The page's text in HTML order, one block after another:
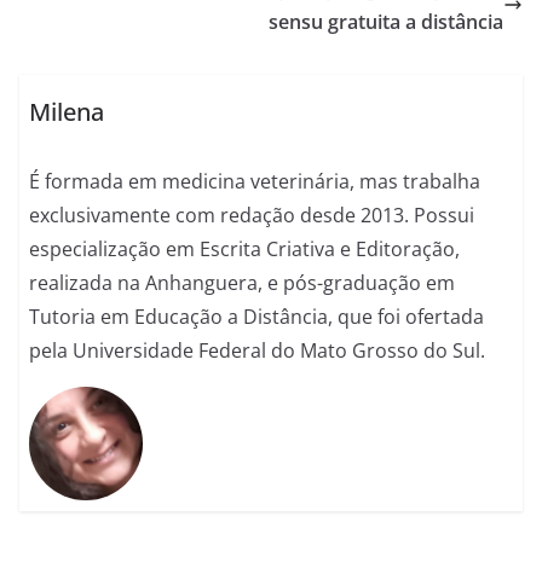
sensu gratuita a distância
Milena
É formada em medicina veterinária, mas trabalha
exclusivamente com redação desde 2013. Possui
especialização em Escrita Criativa e Editoração,
realizada na Anhanguera, e pós-graduação em
Tutoria em Educação a Distância, que foi ofertada
pela Universidade Federal do Mato Grosso do Sul.